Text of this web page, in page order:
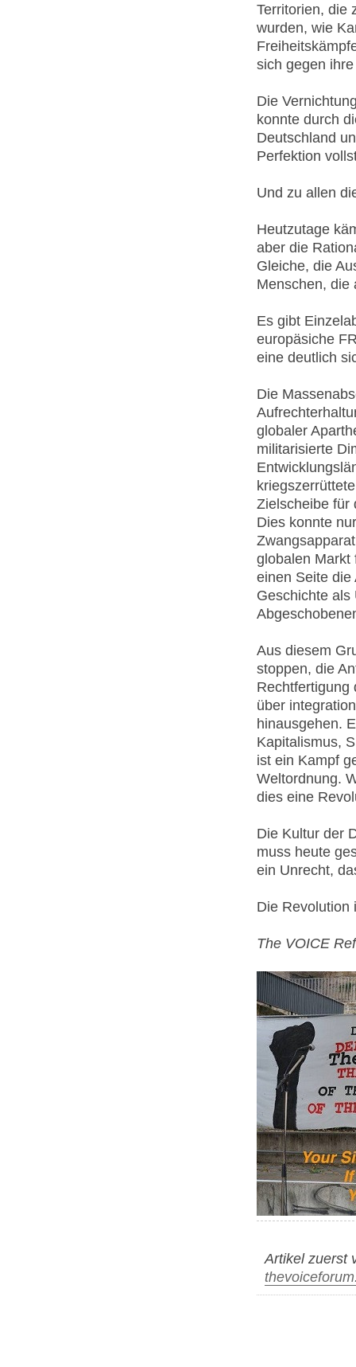
Territorien, die
wurden, wie
sich gegen
Die
konnte durch
Deutschland
Perfektion
Und zu allen
Heutzutage
aber die
Gleiche, die
Menschen, die
Es gibt
europäsiche
eine deutlich
Die
globaler
militarisierte
Zielscheibe für
Dies konnte
globalen Markt
einen Seite die
Geschichte als
Aus diesem
stoppen, die
Rechtfertigung
über
hinausgehen.
Kapitalismus,
ist ein Kampf
Weltordnung.
dies eine
Die Kultur der
muss heute
ein Unrecht,
Die Revolution
The VOICE
Artikel zuerst